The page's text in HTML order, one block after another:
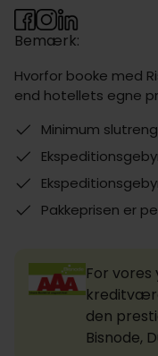
Bemærk:
Hvorfor booke med
end hotellets egne
Minimum
Pakkeprisen er
For vores
den
Bisnode,